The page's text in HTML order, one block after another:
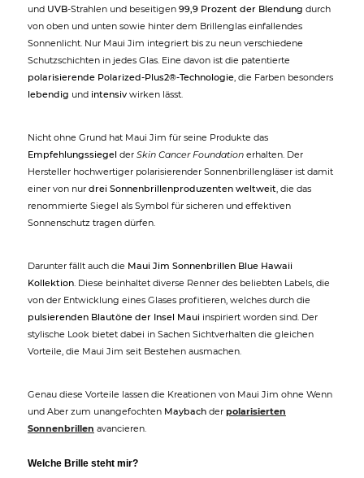
und UVB-Strahlen und beseitigen 99,9 Prozent der Blendung durch
von oben und unten sowie hinter dem Brillenglas einfallendes
Sonnenlicht. Nur Maui Jim integriert bis zu neun verschiedene
Schutzschichten in jedes Glas. Eine davon ist die patentierte
polarisierende Polarized-Plus2®-Technologie, die Farben besonders
lebendig und intensiv wirken lässt.
Nicht ohne Grund hat Maui Jim für seine Produkte das
Empfehlungssiegel der Skin Cancer Foundation erhalten. Der
Hersteller hochwertiger polarisierender Sonnenbrillengläser ist damit
einer von nur drei Sonnenbrillenproduzenten weltweit, die das
renommierte Siegel als Symbol für sicheren und effektiven
Sonnenschutz tragen dürfen.
Darunter fällt auch die Maui Jim Sonnenbrillen Blue Hawaii
Kollektion. Diese beinhaltet diverse Renner des beliebten Labels, die
von der Entwicklung eines Glases profitieren, welches durch die
pulsierenden Blautöne der Insel Maui inspiriert worden sind. Der
stylische Look bietet dabei in Sachen Sichtverhalten die gleichen
Vorteile, die Maui Jim seit Bestehen ausmachen.
Genau diese Vorteile lassen die Kreationen von Maui Jim ohne Wenn
und Aber zum unangefochten Maybach der polarisierten
Sonnenbrillen avancieren.
Welche Brille steht mir?